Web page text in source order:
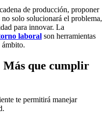
de producción, proponer
solo solucionará el problema,
para innovar. La
laboral son herramientas
ámbito.
Más que cumplir
te permitirá manejar